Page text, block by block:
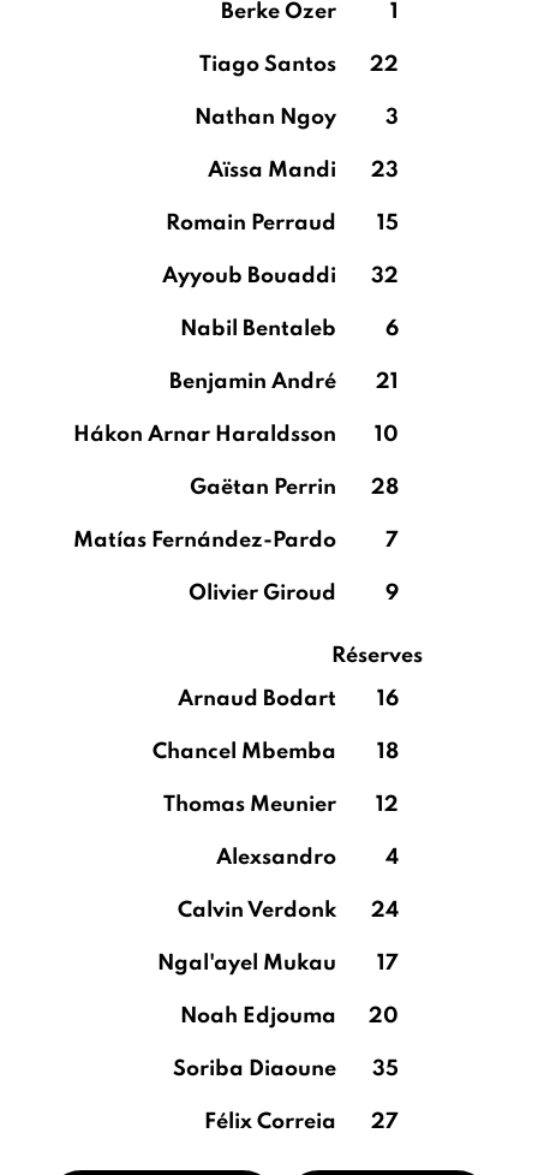
Berke Özer 1
Tiago Santos 22
Nathan Ngoy 3
Aïssa Mandi 23
Romain Perraud 15
Ayyoub Bouaddi 32
Nabil Bentaleb 6
Benjamin André 21
Hákon Arnar Haraldsson 10
Gaëtan Perrin 28
Matías Fernández-Pardo 7
Olivier Giroud 9
Réserves
Arnaud Bodart
16
Chancel Mbemba 18
Thomas Meunier 12
Alexsandro 4
Calvin Verdonk 24
Ngal'ayel Mukau 17
Noah Edjouma 20
Soriba Diaoune 35
Félix Correia 27